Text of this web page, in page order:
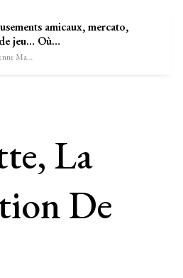
amicaux, mercato,
jeu… Où…
Sébastien-Étienne Marechal
La
De